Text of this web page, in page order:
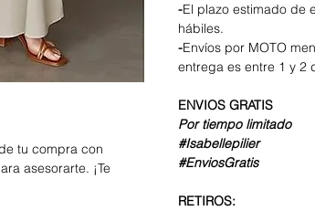
tu compra con
asesorarte. ¡Te
-El plazo estimado de
hábiles.
-Envíos por MOTO
entrega es entre 1 y 2
ENVIOS GRATIS
Por tiempo limitado
#Isabellepilier
#EnviosGratis
RETIROS: